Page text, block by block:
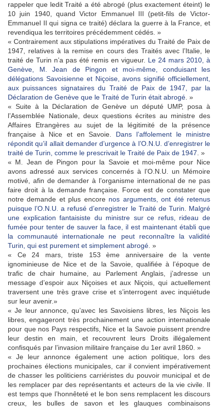
rappeler que ledit Traité a été abrogé (plus exactement éteint) le
10 juin 1940, quand Victor Emmanuel III (petit-fils de Victor-
Emmanuel II qui signa ce traité) déclara la guerre à la France, et
revendiqua les territoires précédemment cédés. »
« Contrairement aux stipulations impératives du Traité de Paix de
1947, relatives à la remise en cours des Traités avec l’Italie, le
traité de Turin n’a pas été remis en vigueur. Le 24 mars 2010, à
Genève, M. Jean de Pingon et moi-même, conduisant les
délégations Savoisienne et Niçoise, avons signifié officiellement,
aux puissances signataires du Traité de Paix de 1947, par la
Déclaration de Genève que le Traité de Turin était abrogé . »
« Suite à la Déclaration de Genève un député UMP, posa à
l’Assemblée Nationale, deux questions écrites au ministre des
Affaires Etrangères au sujet de la légitimité de la présence
française à Nice et en Savoie. Dans l’affolement le ministre
répondit qu’il allait demander d’urgence à l’O.N.U. d’enregistrer le
traité de Turin, comme le prescrivait le Traité de Paix de 1947 . »
« M. Jean de Pingon pour la Savoie et moi-même pour Nice
avons adressé aux services concernés à l’O.N.U. un Mémoire
motivé, afin de demander à l’organisme international de ne pas
faire droit à la demande française. Force est de constater que
notre demande et plus encore nos arguments, ont été retenus
puisque l’O.N.U. a refusé d’enregistrer le Traité de Turin
Malgré
une explication fantaisiste du ministre sur ce refus, rideau de
fumée pour tenter de sauver la face, il est maintenant établi que
la communauté internationale ne peut reconnaître la validité
Turin, qui est purement et simplement abrogé. »
« Ce 24 mars, triste 153 ème anniversaire de la vente
ignominieuse de Nice et de la Savoie, qualifiée à l’époque de
trafic de chair humaine, au Parlement Anglais, j’adresse un
message d’espoir aux Niçoises et aux Niçois, qui actuellement
traversent une très grave crise et s’interrogent avec inquiétude
sur leur avenir.»
« Je leur annonce, qu’avec les Savoisiens libres, les Niçois les
libres, engageront très prochainement une action internationale
pour que nos Pays respectifs, Nice et la Savoie puissent prendre
leur destin en main, et recouvrent leurs Droits illégalement
confisqués par l’invasion militaire française du 1er avril 1860. »
« Je leur annonce également une action politique, lors des
prochaines élections municipales, car il convient impérativement
de chasser les politiciens carriéristes du pouvoir municipal et de
les remplacer par des représentants et acteurs de la vie civile. Il
est temps que l’honnêteté et le bon sens remplacent les discours
creux, les bulles de savon et les glauques combinaisons